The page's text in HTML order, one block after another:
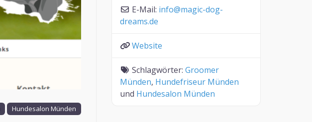
Hundesalon Münden
E-Mail: info@magic-dog-
dreams.de
Website
Schlagwörter:Groomer
Münden, Hundefriseur Münden
und Hundesalon Münden